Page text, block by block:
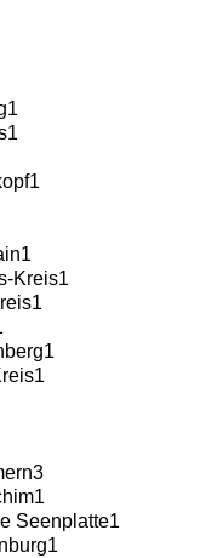
1
1
1
1
Kreis1
1
1
1
3
1
Seenplatte1
1